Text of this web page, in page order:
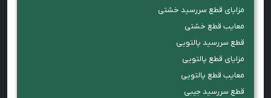
مزایای قطع سررسید خشتی
معایب قطع خشتی
قطع سررسید پالتویی
مزایای قطع پالتویی
معایب قطع پالتویی
قطع سررسید جیبی